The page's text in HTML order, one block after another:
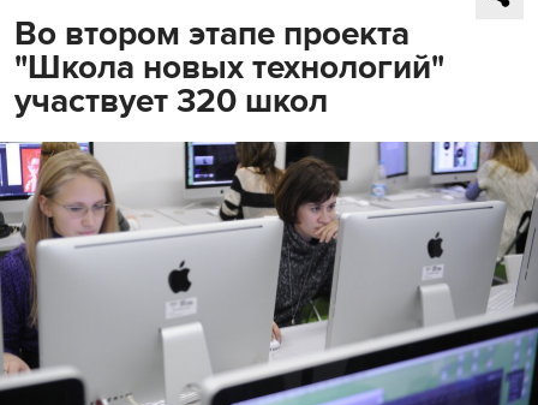
Во втором этапе проекта
"Школа новых технологий"
участвует 320 школ